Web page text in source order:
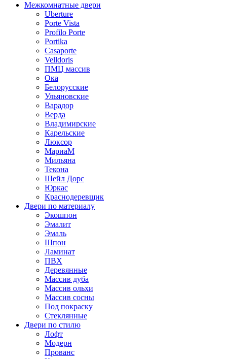
Межкомнатные двери
Uberture
Porte Vista
Profilo Porte
Portika
Casaporte
Velldoris
ПМЦ массив
Ока
Белорусские
Ульяновские
Варадор
Верда
Владимирские
Карельские
Люксор
МариаМ
Мильяна
Текона
Шейл Дорс
Юркас
Краснодеревщик
Двери по материалу
Экошпон
Эмалит
Эмаль
Шпон
Ламинат
ПВХ
Деревянные
Массив дуба
Массив ольхи
Массив сосны
Под покраску
Стеклянные
Двери по стилю
Лофт
Модерн
Прованс